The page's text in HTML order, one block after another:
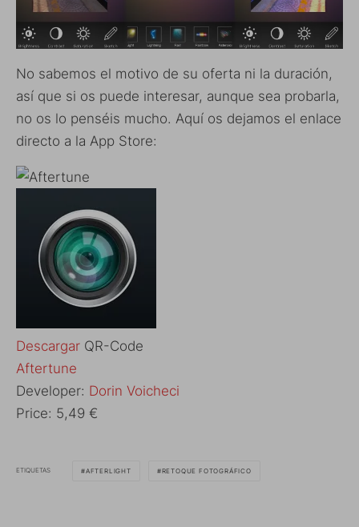
No sabemos el motivo de su oferta ni la duración,
así que si os puede interesar, aunque sea probarla,
no os lo penséis mucho. Aquí os dejamos el enlace
directo a la App Store:
Descargar QR-Code
Aftertune
Developer: Dorin Voicheci
Price: 5,49 €
ETIQUETAS AFTERLIGHT RETOQUE FOTOGRÁFICO